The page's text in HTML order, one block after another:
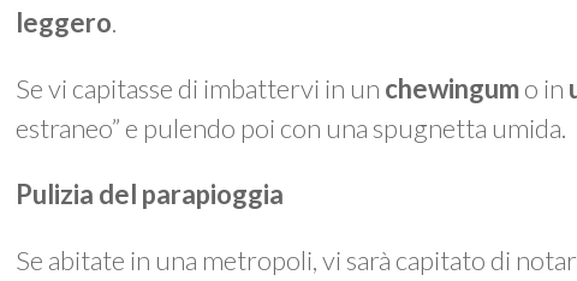
leggero.
Se vi capitasse di imbattervi in un chewingumo in
estraneo” e pulendo poi con una spugnetta umida.
Pulizia del parapioggia
Se abitate in una metropoli, vi sarà capitato di